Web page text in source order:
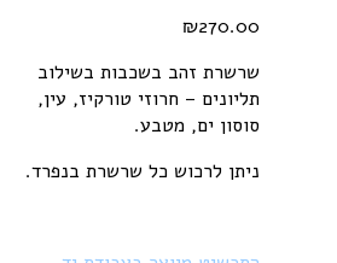
₪270.00
שרשרת זהב בשכבות בשילוב
תליונים – חרוזי טורקיז, עין,
סוסון ים, מטבע.
ניתן לרכוש כל שרשרת בנפרד.